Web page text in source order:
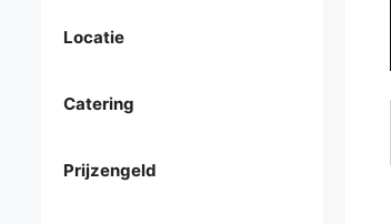
Locatie
Catering
Prijzengeld